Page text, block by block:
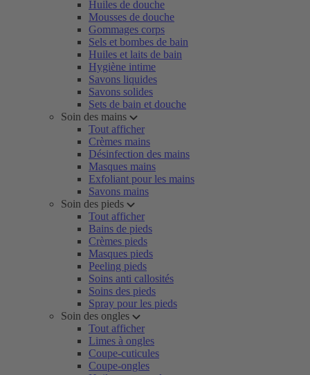
Huiles de douche
Mousses de douche
Gommages corps
Sels et bombes de bain
Huiles et laits de bain
Hygiène intime
Savons liquides
Savons solides
Sets de bain et douche
Soin des mains
Tout afficher
Crèmes mains
Désinfection des mains
Masques mains
Exfoliant pour les mains
Savons mains
Soin des pieds
Tout afficher
Bains de pieds
Crèmes pieds
Masques pieds
Peeling pieds
Soins anti callosités
Soins des pieds
Spray pour les pieds
Soin des ongles
Tout afficher
Limes à ongles
Coupe-cuticules
Coupe-ongles